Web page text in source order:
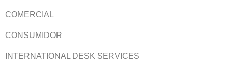
COMERCIAL
CONSUMIDOR
INTERNATIONAL DESK SERVICES